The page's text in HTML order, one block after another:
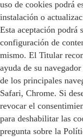
uso de cookies podrá
instalación o
Esta aceptación podrá
configuración de
mismo. El Titular
ayuda de su
de los principales
Safari, Chrome. Si
revocar el
para deshabilitar las
pregunta sobre la